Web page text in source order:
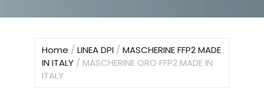
Home / LINEA DPI/ MASCHERINE FFP2 MADE
IN ITALY/ MASCHERINE ORO FFP2 MADE IN
ITALY